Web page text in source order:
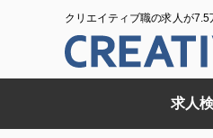
クリエイティブ職の求人が
求人